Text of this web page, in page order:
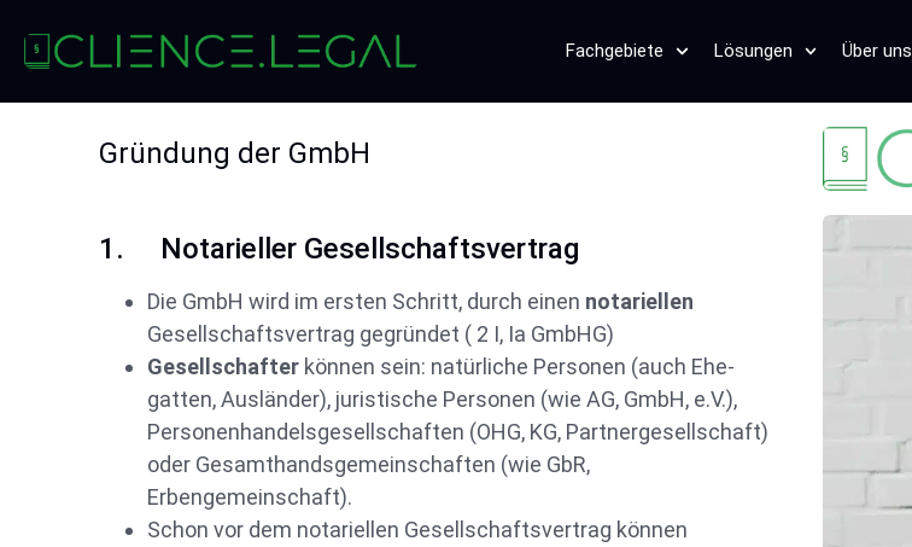
Fachgebiete Lösungen Über uns
Gründung der GmbH
1. Notarieller Gesellschaftsvertrag
Die GmbH wird im ersten Schritt, durch einen notariellen
Gesellschaftsvertrag gegründet ( 2 I, Ia GmbHG)
Gesellschafter können sein: natürliche Personen (auch Ehe-
gatten, Ausländer), juristische Personen (wie AG, GmbH, e.V.),
Personenhandelsgesellschaften (OHG, KG, Partnergesellschaft)
oder Gesamthandsgemeinschaften (wie GbR,
Erbengemeinschaft).
Schon vor dem notariellen Gesellschaftsvertrag können